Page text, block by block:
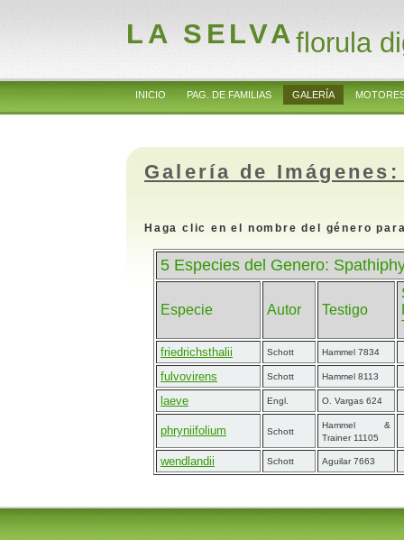
LA SELVAflorula
INICIO PAG. DE FAMILIAS GALERÍA
Galería de
Haga clic en el nombre del género
5 Especies del Genero:
Especie Autor Testigo
friedrichsthalii Schott Hammel 7834
fulvovirens Schott Hammel 8113
laeve Engl. O. Vargas 624
phryniifolium Schott
Hammel &
Trainer 11105
wendlandii Schott Aguilar 7663